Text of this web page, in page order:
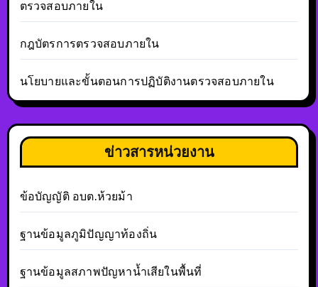
ตรวจสอบภายใน
กฎบัตรการตรวจสอบภายใน
นโยบายและขั้นตอนการปฏิบัติงานตรวจสอบภายใน
ข่าวสารหน่วยงาน
ข้อบัญญัติ อบต.ห้วยม้า
ฐานข้อมูลภูมิปัญญาท้องถิ่น
ฐานข้อมูลสภาพปัญหาน้ำเสียในพื้นที่